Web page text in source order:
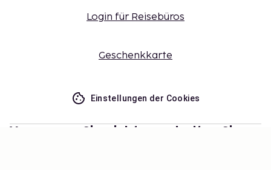
Login für Reisebüros
Geschenkkarte
Einstellungen der Cookies